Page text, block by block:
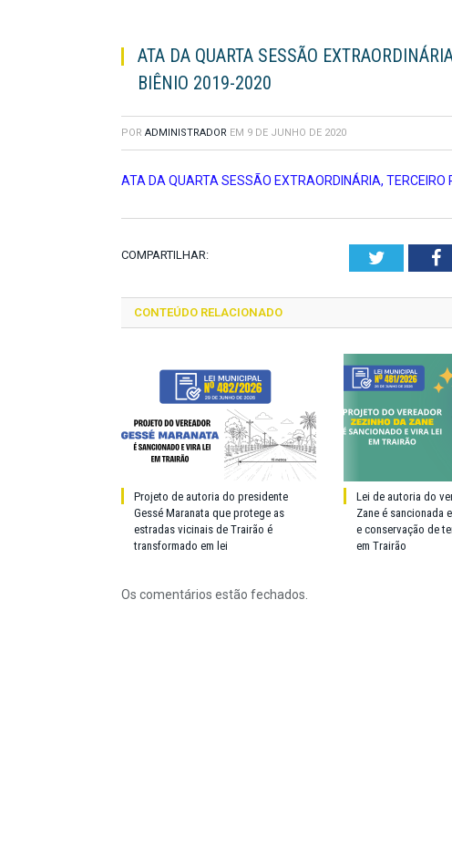
ATA DA QUARTA SESSÃO
BIÊNIO 2019-2020
POR ADMINISTRADOR EM 9 DE JUNHO DE 2020
ATA DA QUARTA SESSÃO EXTRAORDINÁRIA,
COMPARTILHAR: Twitter
CONTEÚDO RELACIONADO
Projeto de autoria do presidente
Gessé Maranata que protege as
estradas vicinais de Trairão é
transformado em lei
Lei de autoria do
Zane é sancionada
e conservação de
em Trairão
Os comentários estão fechados.